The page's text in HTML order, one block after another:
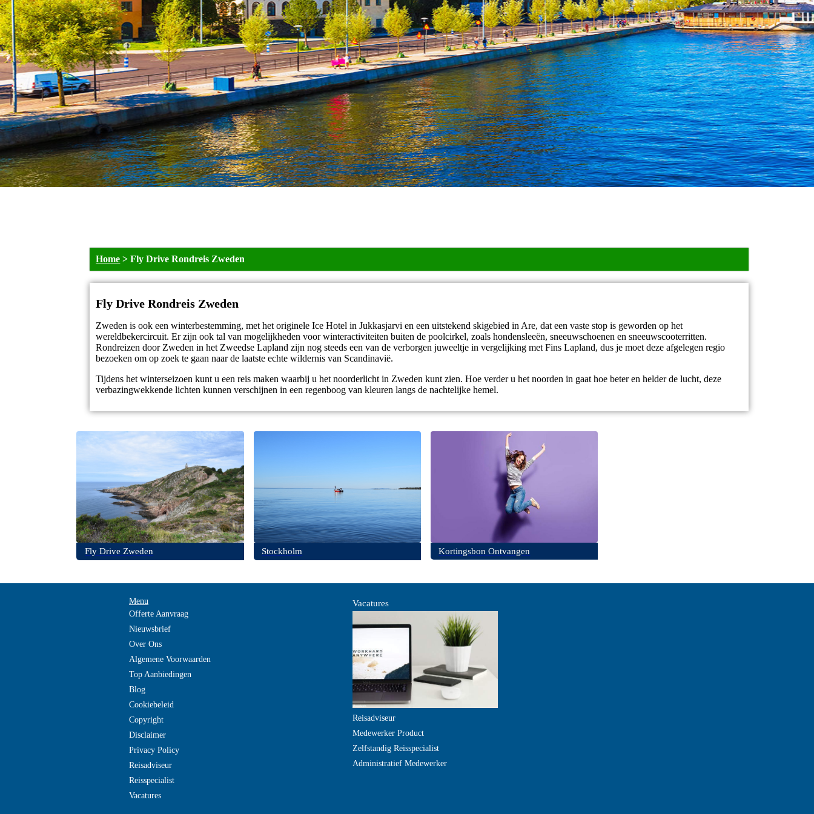
Home >Fly Drive Rondreis Zweden
Fly Drive Rondreis Zweden
Zweden is ook een winterbestemming, met het originele Ice Hotel in Jukkasjarvi en een uitstekend skigebied in Are, dat een vaste stop is geworden op het
wereldbekercircuit. Er zijn ook tal van mogelijkheden voor winteractiviteiten buiten de poolcirkel, zoals hondensleeën, sneeuwschoenen en sneeuwscooterritten.
Rondreizen door Zweden in het Zweedse Lapland zijn nog steeds een van de verborgen juweeltje in vergelijking met Fins Lapland, dus je moet deze afgelegen regio
bezoeken om op zoek te gaan naar de laatste echte wildernis van Scandinavië.
Tijdens het winterseizoen kunt u een reis maken waarbij u het noorderlicht in Zweden kunt zien. Hoe verder u het noorden in gaat hoe beter en helder de lucht, deze
verbazingwekkende lichten kunnen verschijnen in een regenboog van kleuren langs de nachtelijke hemel.
Fly Drive Zweden Stockholm Kortingsbon Ontvangen
Menu
Offerte Aanvraag
Nieuwsbrief
Over Ons
Algemene Voorwaarden
Top Aanbiedingen
Blog
Cookiebeleid
Copyright
Disclaimer
Privacy Policy
Reisadviseur
Reisspecialist
Vacatures
Vacatures
Reisadviseur
Medewerker Product
Zelfstandig Reisspecialist
Administratief Medewerker